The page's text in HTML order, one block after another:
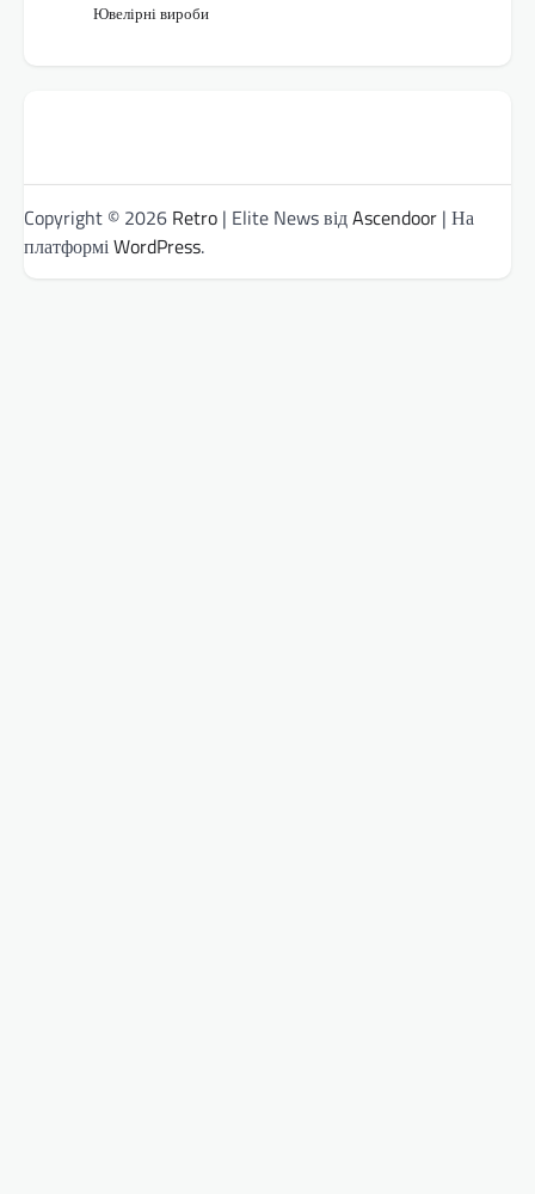
Ювелірні вироби
Copyright © 2026 Retro | Elite News відAscendoor | На
платформіWordPress.